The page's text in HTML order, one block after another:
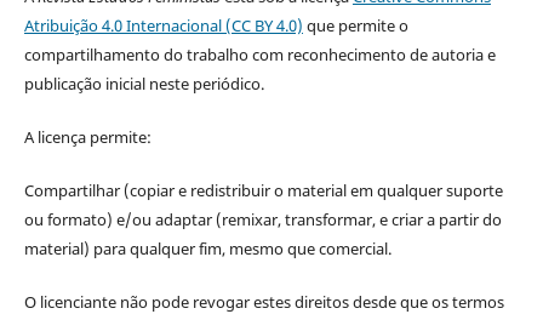
Atribuição 4.0 Internacional (CC BY 4.0) que permite o
compartilhamento do trabalho com reconhecimento de autoria e
publicação inicial neste periódico.
A licença permite:
Compartilhar (copiar e redistribuir o material em qualquer suporte
ou formato) e/ou adaptar (remixar, transformar, e criar a partir do
material) para qualquer fim, mesmo que comercial.
O licenciante não pode revogar estes direitos desde que os termos